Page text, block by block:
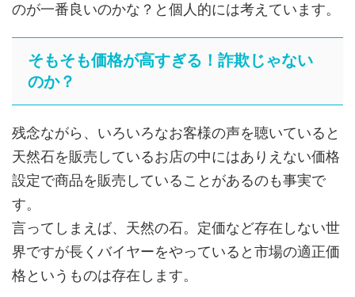
のが一番良いのかな？と個人的には考えています。
そもそも価格が高すぎる！詐欺じゃない
のか？
残念ながら、いろいろなお客様の声を聴いていると
天然石を販売しているお店の中にはありえない価格
設定で商品を販売していることがあるのも事実で
す。
言ってしまえば、天然の石。定価など存在しない世
界ですが長くバイヤーをやっていると市場の適正価
格というものは存在します。